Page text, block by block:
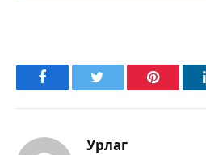
FacebookTwitter Pinterest
Урлаг